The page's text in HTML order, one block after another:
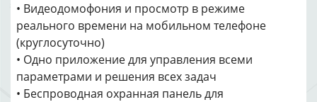
• Видеодомофония и просмотр в режиме
реального времени на мобильном телефоне
(круглосуточно)
• Одно приложение для управления всеми
параметрами и решения всех задач
• Беспроводная охранная панель для